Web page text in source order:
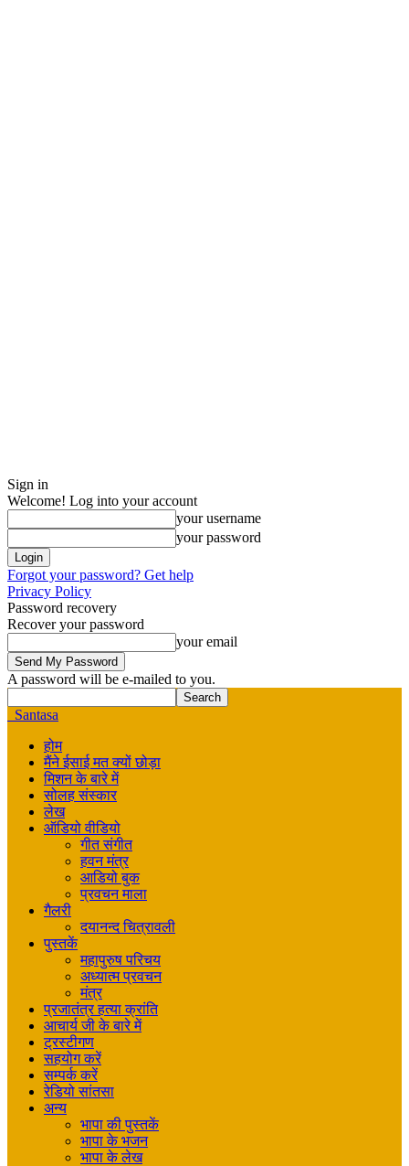
Sign in
Welcome! Log into your account
your username
your password
Forgot your password? Get help
Privacy Policy
Password recovery
Recover your password
your email
A password will be e-mailed to you.
Santasa
होम
मैंने ईसाई मत क्यों छोड़ा
मिशन के बारे में
सोलह संस्कार
लेख
ऑडियो वीडियो
गीत संगीत
हवन मंत्र
आडियो बुक
प्रवचन माला
गैलरी
दयानन्द चित्रावली
पुस्तकें
महापुरुष परिचय
अध्यात्म प्रवचन
मंत्र
प्रजातंत्र हत्या क्रांति
आचार्य जी के बारे में
ट्रस्टीगण
सहयोग करें
सम्पर्क करें
रेडियो सांतसा
अन्य
भापा की पुस्तकें
भापा के भजन
भापा के लेख